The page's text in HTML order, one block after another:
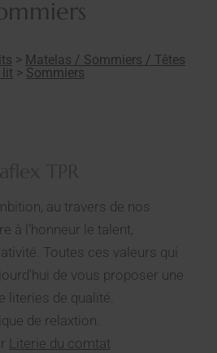
> Matelas / Sommiers / Têtes
lit > Sommiers
au travers de nos
à l’honneur le talent,
Toutes ces valeurs qui
de vous proposer une
literies de qualité.
de relaxtion.
Literie du comtat